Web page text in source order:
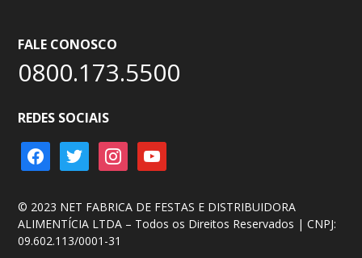
FALE CONOSCO
0800.173.5500
REDES SOCIAIS
facebooktwitter instagramyoutube
© 2023 NET FABRICA DE FESTAS E DISTRIBUIDORA
ALIMENTÍCIA LTDA – Todos os Direitos Reservados | CNPJ:
09.602.113/0001-31